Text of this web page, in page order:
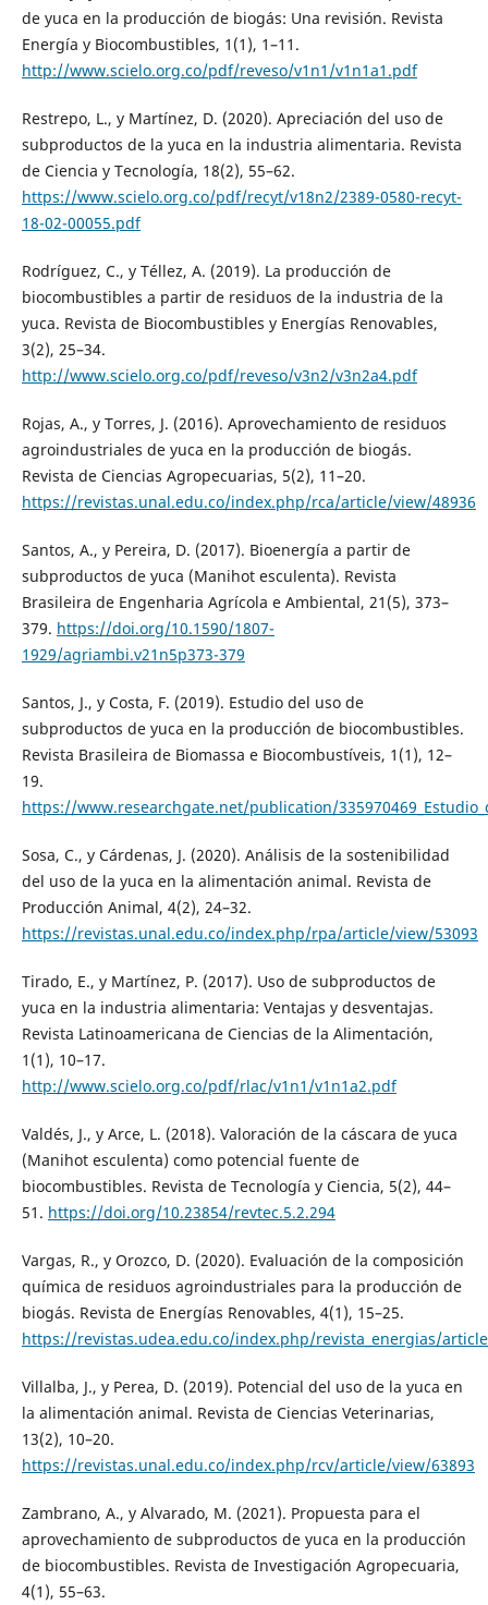
de yuca en la producción de biogás: Una revisión. Revista
Energía y Biocombustibles, 1(1), 1–11.
http://www.scielo.org.co/pdf/reveso/v1n1/v1n1a1.pdf
Restrepo, L., y Martínez, D. (2020). Apreciación del uso de
subproductos de la yuca en la industria alimentaria. Revista
de Ciencia y Tecnología, 18(2), 55–62.
https://www.scielo.org.co/pdf/recyt/v18n2/2389-0580-recyt-
18-02-00055.pdf
Rodríguez, C., y Téllez, A. (2019). La producción de
biocombustibles a partir de residuos de la industria de la
yuca. Revista de Biocombustibles y Energías Renovables,
3(2), 25–34.
http://www.scielo.org.co/pdf/reveso/v3n2/v3n2a4.pdf
Rojas, A., y Torres, J. (2016). Aprovechamiento de residuos
agroindustriales de yuca en la producción de biogás.
Revista de Ciencias Agropecuarias, 5(2), 11–20.
https://revistas.unal.edu.co/index.php/rca/article/view/48936
Santos, A., y Pereira, D. (2017). Bioenergía a partir de
subproductos de yuca (Manihot esculenta). Revista
Brasileira de Engenharia Agrícola e Ambiental, 21(5), 373–
379. https://doi.org/10.1590/1807-
1929/agriambi.v21n5p373-379
Santos, J., y Costa, F. (2019). Estudio del uso de
subproductos de yuca en la producción de biocombustibles.
Revista Brasileira de Biomassa e Biocombustíveis, 1(1), 12–
19.
https://www.researchgate.net/publication/
Sosa, C., y Cárdenas, J. (2020). Análisis de la sostenibilidad
del uso de la yuca en la alimentación animal. Revista de
Producción Animal, 4(2), 24–32.
https://revistas.unal.edu.co/index.php/rpa/article/view/53093
Tirado, E., y Martínez, P. (2017). Uso de subproductos de
yuca en la industria alimentaria: Ventajas y desventajas.
Revista Latinoamericana de Ciencias de la Alimentación,
1(1), 10–17.
http://www.scielo.org.co/pdf/rlac/v1n1/v1n1a2.pdf
Valdés, J., y Arce, L. (2018). Valoración de la cáscara de yuca
(Manihot esculenta) como potencial fuente de
biocombustibles. Revista de Tecnología y Ciencia, 5(2), 44–
51. https://doi.org/10.23854/revtec.5.2.294
Vargas, R., y Orozco, D. (2020). Evaluación de la composición
química de residuos agroindustriales para la producción de
biogás. Revista de Energías Renovables, 4(1), 15–25.
https://revistas.udea.edu.co/index.php/revista_energias/
Villalba, J., y Perea, D. (2019). Potencial del uso de la yuca en
la alimentación animal. Revista de Ciencias Veterinarias,
13(2), 10–20.
https://revistas.unal.edu.co/index.php/rcv/article/view/63893
Zambrano, A., y Alvarado, M. (2021). Propuesta para el
aprovechamiento de subproductos de yuca en la producción
de biocombustibles. Revista de Investigación Agropecuaria,
4(1), 55–63.